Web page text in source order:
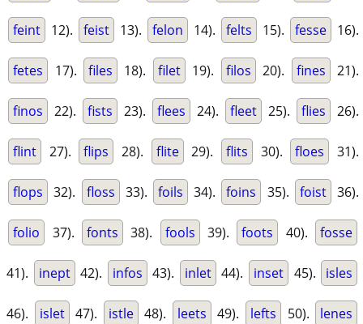
feint 12). feist 13). felon 14). felts 15). fesse 16).
fetes 17). files 18). filet 19). filos 20). fines 21).
finos 22). fists 23). flees 24). fleet 25). flies 26).
flint 27). flips 28). flite 29). flits 30). floes 31).
flops 32). floss 33). foils 34). foins 35). foist 36).
folio 37). fonts 38). fools 39). foots 40). fosse
41). inept 42). infos 43). inlet 44). inset 45). isles
46). islet 47). istle 48). leets 49). lefts 50). lenes